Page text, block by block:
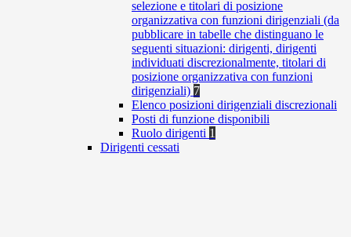
selezione e titolari di posizione
organizzativa con funzioni dirigenziali (da
pubblicare in tabelle che distinguano le
seguenti situazioni: dirigenti, dirigenti
individuati discrezionalmente, titolari di
posizione organizzativa con funzioni
dirigenziali) 7
Elenco posizioni dirigenziali discrezionali
Posti di funzione disponibili
Ruolo dirigenti 1
Dirigenti cessati